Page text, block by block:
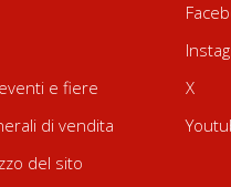
e fiere
di vendita
del sito
X